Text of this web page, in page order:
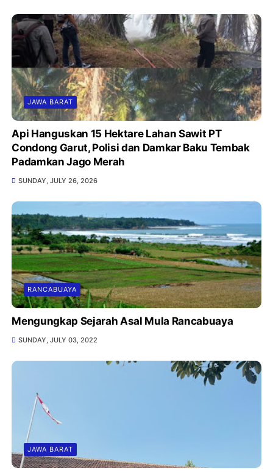
JAWA BARAT
Api Hanguskan 15 Hektare Lahan Sawit PT
Condong Garut, Polisi dan Damkar Baku Tembak
Padamkan Jago Merah
SUNDAY, JULY 26, 2026
RANCABUAYA
Mengungkap Sejarah Asal Mula Rancabuaya
SUNDAY, JULY 03, 2022
JAWA BARAT